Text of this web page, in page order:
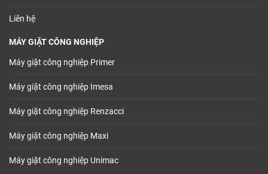
Liên hệ
MÁY GIẶT CÔNG NGHIỆP
Máy giặt công nghiệp Primer
Máy giặt công nghiệp Imesa
Máy giặt công nghiệp Renzacci
Máy giặt công nghiệp Maxi
Máy giặt công nghiệp Unimac